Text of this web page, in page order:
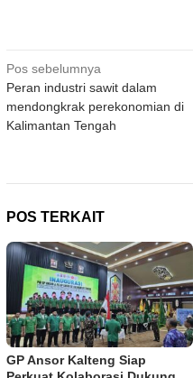
Navigasi
pos
Pos sebelumnya
Peran industri sawit dalam
mendongkrak perekonomian di
Kalimantan Tengah
POS TERKAIT
GP Ansor Kalteng Siap